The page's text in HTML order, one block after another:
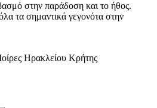
στην παράδοση και το ήθος.
τα σημαντικά γεγονότα στην
Ηρακλείου Κρήτης